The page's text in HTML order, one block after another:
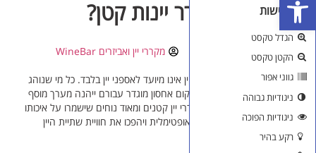
מקרר יין מדחס
מקרר יין אינטגרלי
מקררים שונים
איך לבחור מקרר יינות קטן?
31/10/2019 מקררי יין ואביזרים WineBar
למרות הסברה הרווחת, מקרר יין אינו מיועד לאספני יין בלבד. כל מי שנוהג
להחזיק בביתו בקבוקי יין ללא מקום אחסון מוגדר עבורם ייהנה מערך מוסף
בעת קניית מקרר יין. ישנם מקררי יין קטנים ומאוד נוחים שישמרו על איכותו
של היין ועל הטמפרטורה שלו אופטימלית ויהפכו את חוויית שתיית היין
למיטבית.
כלי נגישות
הגדל טקסט
הקטן טקסט
גווני אפור
ניגודיות גבוהה
ניגודיות הפוכה
רקע בהיר